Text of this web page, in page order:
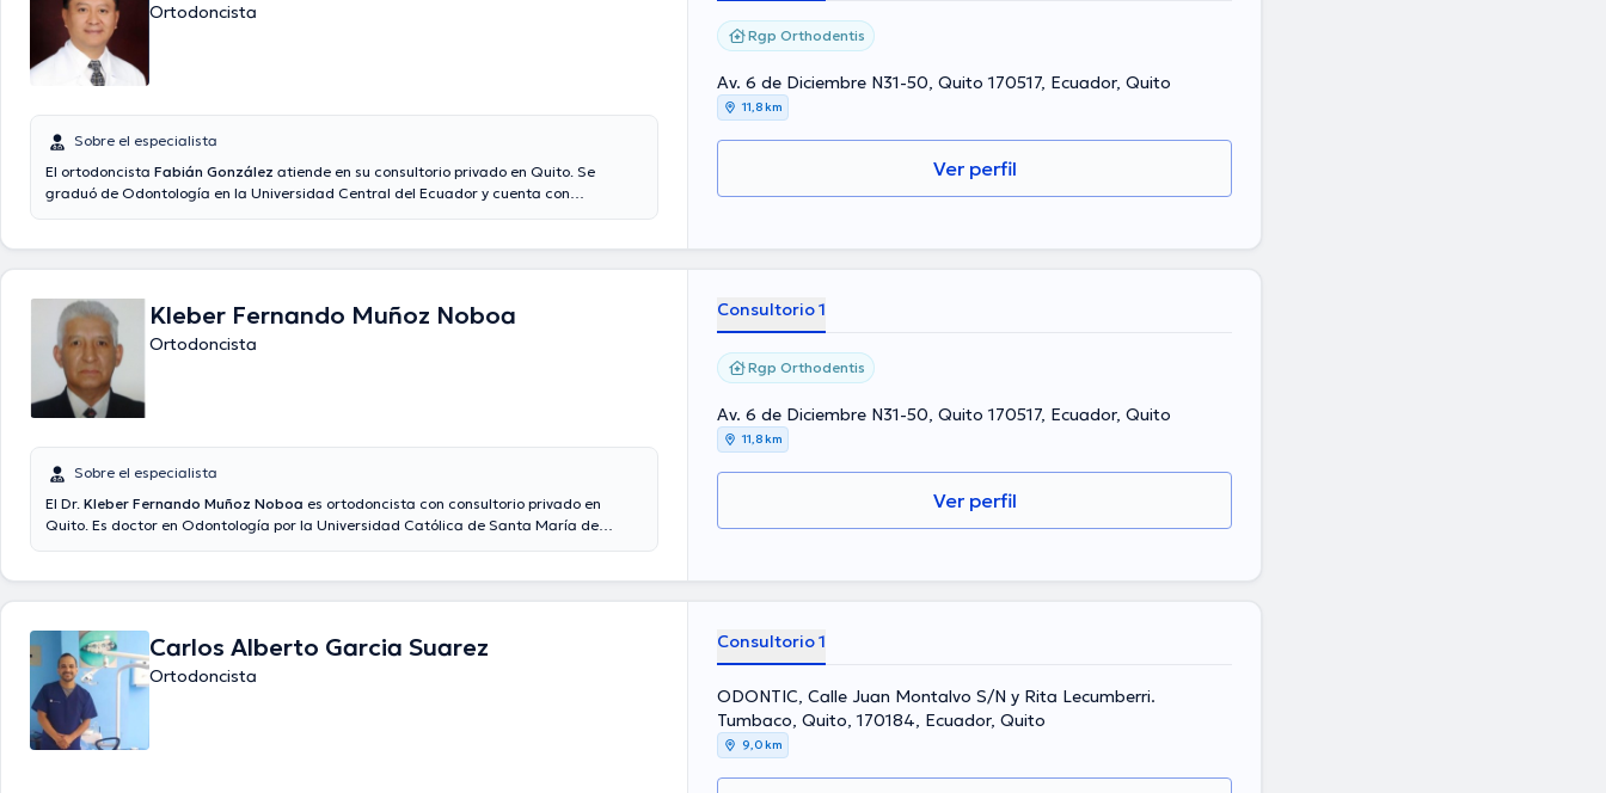
Ortodoncista
Sobre el especialista
El ortodoncista Fabián González atiende en su consultorio privado en Quito. Se
graduó de Odontología en la Universidad Central del Ecuador y cuenta con
Rgp Orthodentis
Av. 6 de Diciembre N31-50, Quito 170517, Ecuador, Quito
11,8 km
Ver perfil
Kleber Fernando Muñoz Noboa
Ortodoncista
Sobre el especialista
El Dr. Kleber Fernando Muñoz Noboa es ortodoncista con consultorio privado en
Quito. Es doctor en Odontología por la Universidad Católica de Santa María de
continuamente, adquiriendo nuevos conocimientos y protocolos médicos para brindar
la mejor atención a sus pacientes.
Consultorio 1
Rgp Orthodentis
Av. 6 de Diciembre N31-50, Quito 170517, Ecuador, Quito
11,8 km
Ver perfil
Carlos Alberto Garcia Suarez
Ortodoncista
Consultorio 1
ODONTIC, Calle Juan Montalvo S/N y Rita Lecumberri.
Tumbaco, Quito, 170184, Ecuador, Quito
9,0 km